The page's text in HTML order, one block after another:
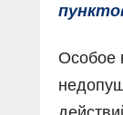
Особое